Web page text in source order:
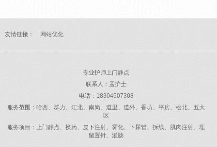
担。出汗较多时可适量补充
友情链接： 网站优化
专业护师上门静点
联系人：孟护士
电话：18304507308
服务范围：哈西、群力、江北、南岗、道里、道外、香坊、平房、松北、五大
区
服务项目：上门静点、换药、皮下注射、雾化、下尿管、拆线、肌肉注射、埋
留置针、灌肠